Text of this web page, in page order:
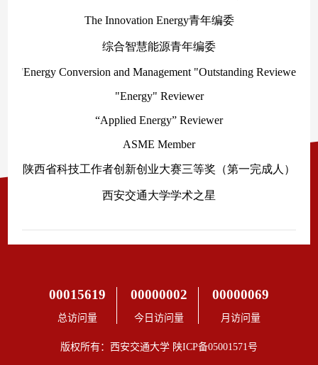
00015619
总访问量
00000002
今日访问量
00000069
月访问量
版权所有：西安交通大学 陕ICP备05001571号